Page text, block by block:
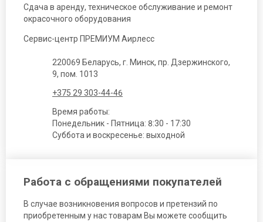
Сдача в аренду, техническое обслуживание и ремонт
окрасочного оборудования
Сервис-центр ПРЕМИУМ Аирлесс
220069 Беларусь, г. Минск, пр. Дзержинского,
9, пом. 1013
+375 29 303-44-46
Время работы:
Понедельник - Пятница: 8:30 - 17:30
Суббота и воскресенье: выходной
Работа с обращениями покупателей
В случае возникновения вопросов и претензий по
приобретенным у нас товарам Вы можете сообщить